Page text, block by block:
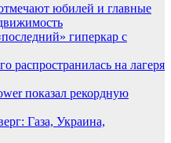
юбилей и главные
гиперкар с
на лагеря
показал рекордную
Газа, Украина,